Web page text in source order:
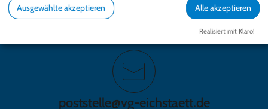
Fax: 08421 9740-50
poststelle@vg-eichstaett.de
Ausgewählte akzeptieren Alle akzeptieren
Realisiert mit Klaro!